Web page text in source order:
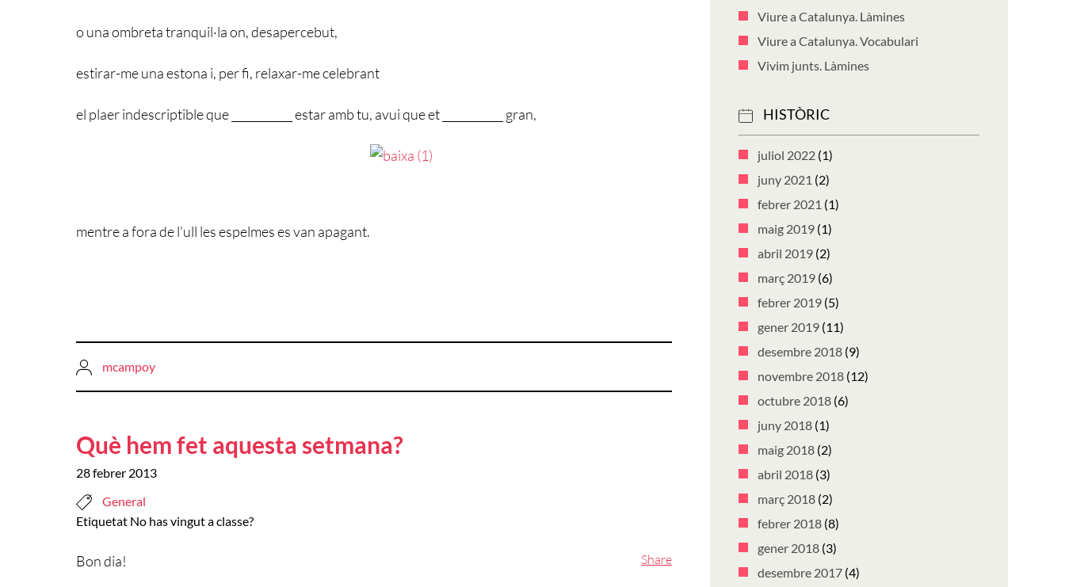
o una ombreta tranquil·la on, desapercebut,
estirar-me una estona i, per fi, relaxar-me celebrant
el plaer indescriptible que ___________ estar amb tu, avui que et ___________ gran,
mentre a fora de l’ull les espelmes es van apagant.
mcampoy
Què hem fet aquesta setmana?
28 febrer 2013
General
Etiquetat No has vingut a classe?
Share
Bon dia!
Viure a Catalunya. Làmines
Viure a Catalunya. Vocabulari
Vivim junts. Làmines
HISTÒRIC
juliol 2022 (1)
juny 2021 (2)
febrer 2021 (1)
maig 2019 (1)
abril 2019 (2)
març 2019 (6)
febrer 2019 (5)
gener 2019 (11)
desembre 2018 (9)
novembre 2018 (12)
octubre 2018 (6)
juny 2018 (1)
maig 2018 (2)
abril 2018 (3)
març 2018 (2)
febrer 2018 (8)
gener 2018 (3)
desembre 2017 (4)